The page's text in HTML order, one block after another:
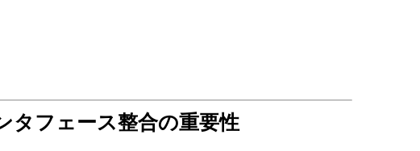
タフェース整合の重要性